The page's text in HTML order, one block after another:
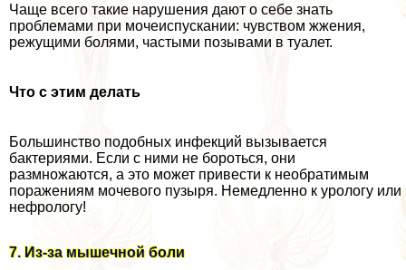
Чаще всего такие нарушения дают о себе знать
проблемами при мочеиспускании: чувством жжения,
режущими болями, частыми позывами в туалет.
Что с этим делать
Большинство подобных инфекций вызывается
бактериями. Если с ними не бороться, они
размножаются, а это может привести к необратимым
поражениям мочевого пузыря. Немедленно к урологу или
нефрологу!
7. Из-за мышечной боли